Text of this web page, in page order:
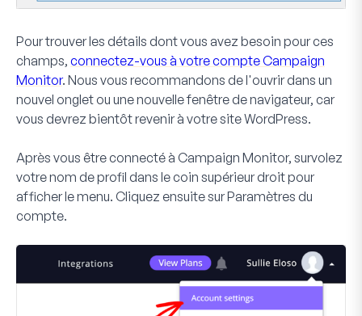
Pour trouver les détails dont vous avez besoin pour ces
champs, connectez-vous à votre compte Campaign
Monitor. Nous vous recommandons de l'ouvrir dans un
nouvel onglet ou une nouvelle fenêtre de navigateur, car
vous devrez bientôt revenir à votre site WordPress.
Après vous être connecté à Campaign Monitor, survolez
votre nom de profil dans le coin supérieur droit pour
afficher le menu. Cliquez ensuite surParamètres du
compte.